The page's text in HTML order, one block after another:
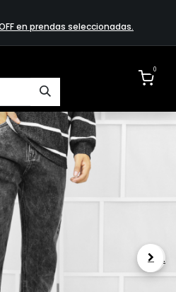
OFF en prendas​ selecciona​das.
0
.